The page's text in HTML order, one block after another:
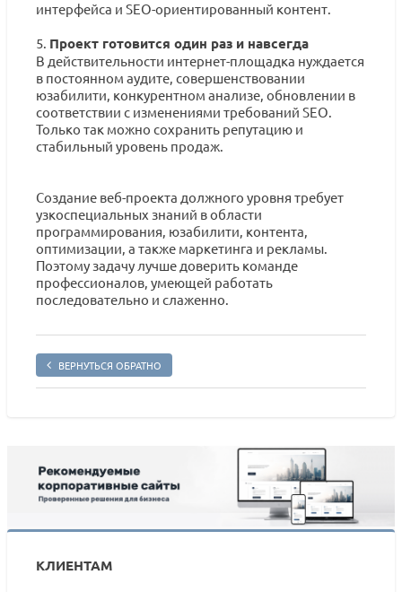
интерфейса и SEO-ориентированный контент.
5. Проект готовится один раз и навсегда
В действительности интернет-площадка нуждается
в постоянном аудите, совершенствовании
юзабилити, конкурентном анализе, обновлении в
соответствии с изменениями требований SEO.
Только так можно сохранить репутацию и
стабильный уровень продаж.
Создание веб-проекта должного уровня требует
узкоспециальных знаний в области
программирования, юзабилити, контента,
оптимизации, а также маркетинга и рекламы.
Поэтому задачу лучше доверить команде
профессионалов, умеющей работать
последовательно и слаженно.
ВЕРНУТЬСЯ ОБРАТНО
КЛИЕНТАМ